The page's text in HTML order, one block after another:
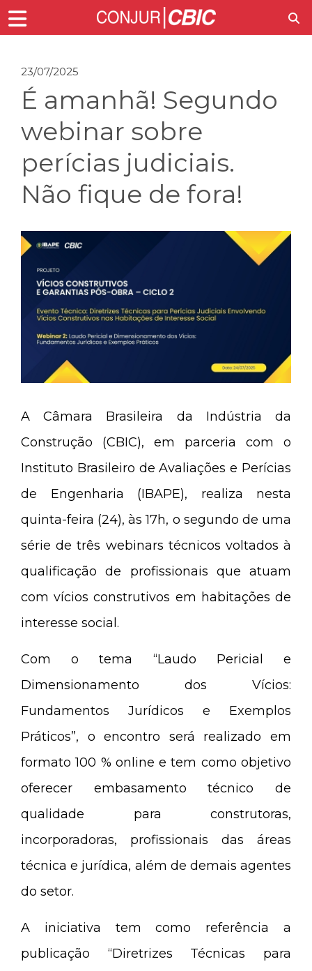
23/07/2025
É amanhã! Segundo
webinar sobre
perícias judiciais.
Não fique de fora!
A Câmara Brasileira da Indústria da
Construção (CBIC), em parceria com o
Instituto Brasileiro de Avaliações e Perícias
de Engenharia (IBAPE), realiza nesta
quinta-feira (24), às 17h, o segundo de uma
série de três webinars técnicos voltados à
qualificação de profissionais que atuam
com vícios construtivos em habitações de
interesse social.
Com o tema “Laudo Pericial e
Dimensionamento dos Vícios:
Fundamentos Jurídicos e Exemplos
Práticos”, o encontro será realizado em
formato 100 % online e tem como objetivo
oferecer embasamento técnico de
qualidade para construtoras,
incorporadoras, profissionais das áreas
técnica e jurídica, além de demais agentes
do setor.
A iniciativa tem como referência a
publicação “Diretrizes Técnicas para